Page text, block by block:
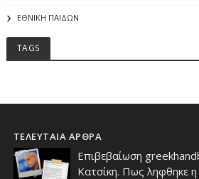
ΕΘΝΙΚΗ ΠΑΙΔΩΝ
TAGS
ΤΕΛΕΥΤΑΙΑ ΑΡΘΡΑ
Επιβεβαίωση
Κατσίκη. Πως ληφθηκε